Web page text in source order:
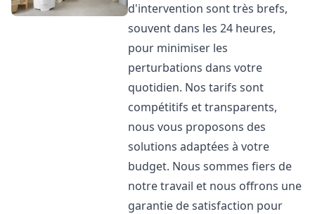
d'intervention sont très brefs,
souvent dans les 24 heures,
pour minimiser les
perturbations dans votre
quotidien. Nos tarifs sont
compétitifs et transparents,
nous vous proposons des
solutions adaptées à votre
budget. Nous sommes fiers de
notre travail et nous offrons une
garantie de satisfaction pour